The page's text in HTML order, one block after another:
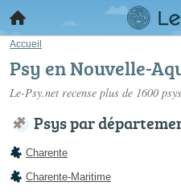
Accueil
Psy en Nouvelle-
Le-Psy.net recense plus de 1600
Psys par
Charente
Charente-Maritime